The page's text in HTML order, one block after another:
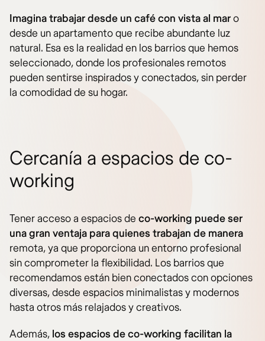
Imagina trabajar desde un café con vista al maro
desde un apartamento que recibe abundante luz
natural. Esa es la realidad en los barrios que hemos
seleccionado, donde los profesionales remotos
pueden sentirse inspirados y conectados, sin perder
la comodidad de su hogar.
Cercanía a espacios de co-
working
Tener acceso a espacios de co-working puede ser
una gran ventaja para quienes trabajan de manera
remota, ya que proporciona un entorno profesional
sin comprometer la flexibilidad. Los barrios que
recomendamos están bien conectados con opciones
diversas, desde espacios minimalistas y modernos
hasta otros más relajados y creativos.
Además, los espacios de co-working facilitan la